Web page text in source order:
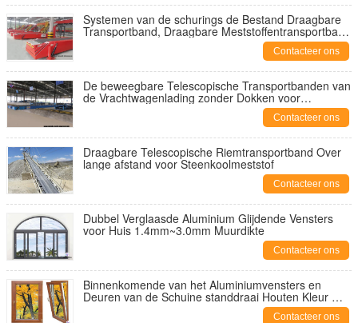
Systemen van de schurings de Bestand Draagbare
Transportband, Draagbare Meststoffentransportband
Contacteer ons
De beweegbare Telescopische Transportbanden van
de Vrachtwagenlading zonder Dokken voor
Kartonsdozen doet Pakketten in zakkenContacteer ons
Draagbare Telescopische Riemtransportband Over
lange afstand voor Steenkoolmeststof
Contacteer ons
Dubbel Verglaasde Aluminium Glijdende Vensters
voor Huis 1.4mm~3.0mm Muurdikte
Contacteer ons
Binnenkomende van het Aluminiumvensters en
Deuren van de Schuine standdraai Houten Kleur met
Contacteer ons